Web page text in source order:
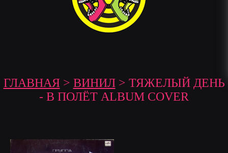
ГЛАВНАЯ> ВИНИЛ> ТЯЖЕЛЫЙ ДЕНЬ
- В ПОЛЁТ ALBUM COVER